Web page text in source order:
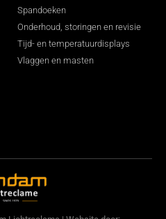
Spandoeken
Onderhoud, storingen en revisie
Tijd- en temperatuurdisplays
Vlaggen en masten